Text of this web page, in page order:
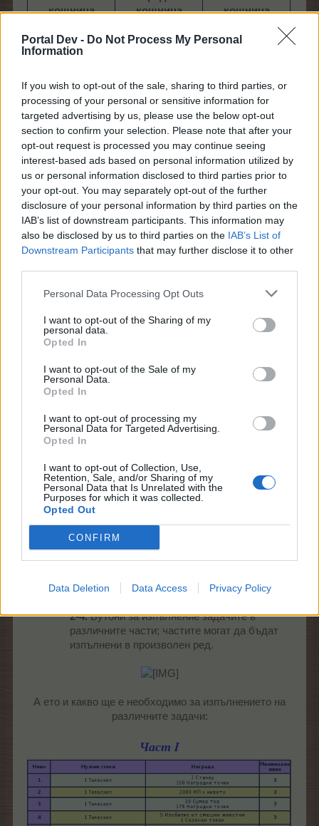
Portal Dev - Do Not Process My Personal
Information
If you wish to opt-out of the sale, sharing to third parties, or
processing of your personal or sensitive information for
targeted advertising by us, please use the below opt-out
section to confirm your selection. Please note that after your
opt-out request is processed you may continue seeing
interest-based ads based on personal information utilized by
us or personal information disclosed to third parties prior to
your opt-out. You may separately opt-out of the further
disclosure of your personal information by third parties on the
IAB’s list of downstream participants. This information may
also be disclosed by us to third parties on the IAB’s List of
Downstream Participants that may further disclose it to other
Personal Data Processing Opt Outs
I want to opt-out of the Sharing of my
personal data.
Opted In
I want to opt-out of the Sale of my
Personal Data.
Opted In
I want to opt-out of processing my
Personal Data for Targeted Advertising.
Opted In
I want to opt-out of Collection, Use,
Retention, Sale, and/or Sharing of my
Personal Data that Is Unrelated with the
Purposes for which it was collected.
Opted Out
CONFIRM
Data Deletion Data Access Privacy Policy
кошница
кошница
кошница
„Астрономия“
110
30 Супер тор
30 Спец. тор на
Мими​
180
Далекоглед.
цвете
40 Лещи
30 Супер тор
30 Спец. тор на
Мими​
400
Далекоглед.
100 Лещи
1 Ябълк.-морк.
чатни
60 Спец. тор на
Мими​
2
mushnu4ka
S-Moderator
Ето и как ще изглежда прозорецът на събитието:
1.Показва ресурсите, с които разполагате
плюсче отваря мелницата,
2-4.Бутони за изпълнение задачите в
различните части; частите могат да бъдат
изпълнени в произволен ред.​
А ето и какво ще е необходимо за изпълнението на
различните задачи:
Част I